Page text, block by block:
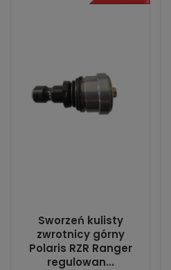
Sworzeń kulisty
zwrotnicy górny
Polaris RZR Ranger
regulowan...